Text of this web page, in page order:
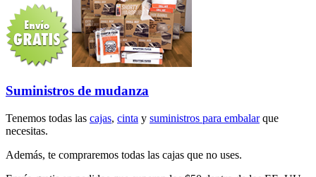
Suministros de mudanza
Tenemos todas las cajas, cinta y suministros para embalarque
necesitas.
Además, te compraremos todas las cajas que no uses.